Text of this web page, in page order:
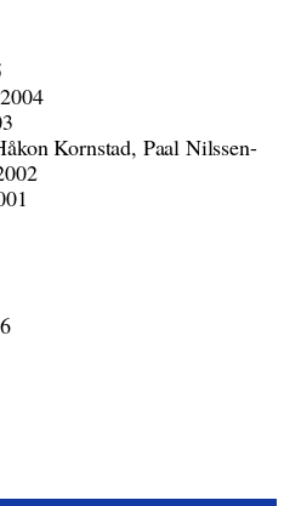
Kornstad, Paal Nilssen-